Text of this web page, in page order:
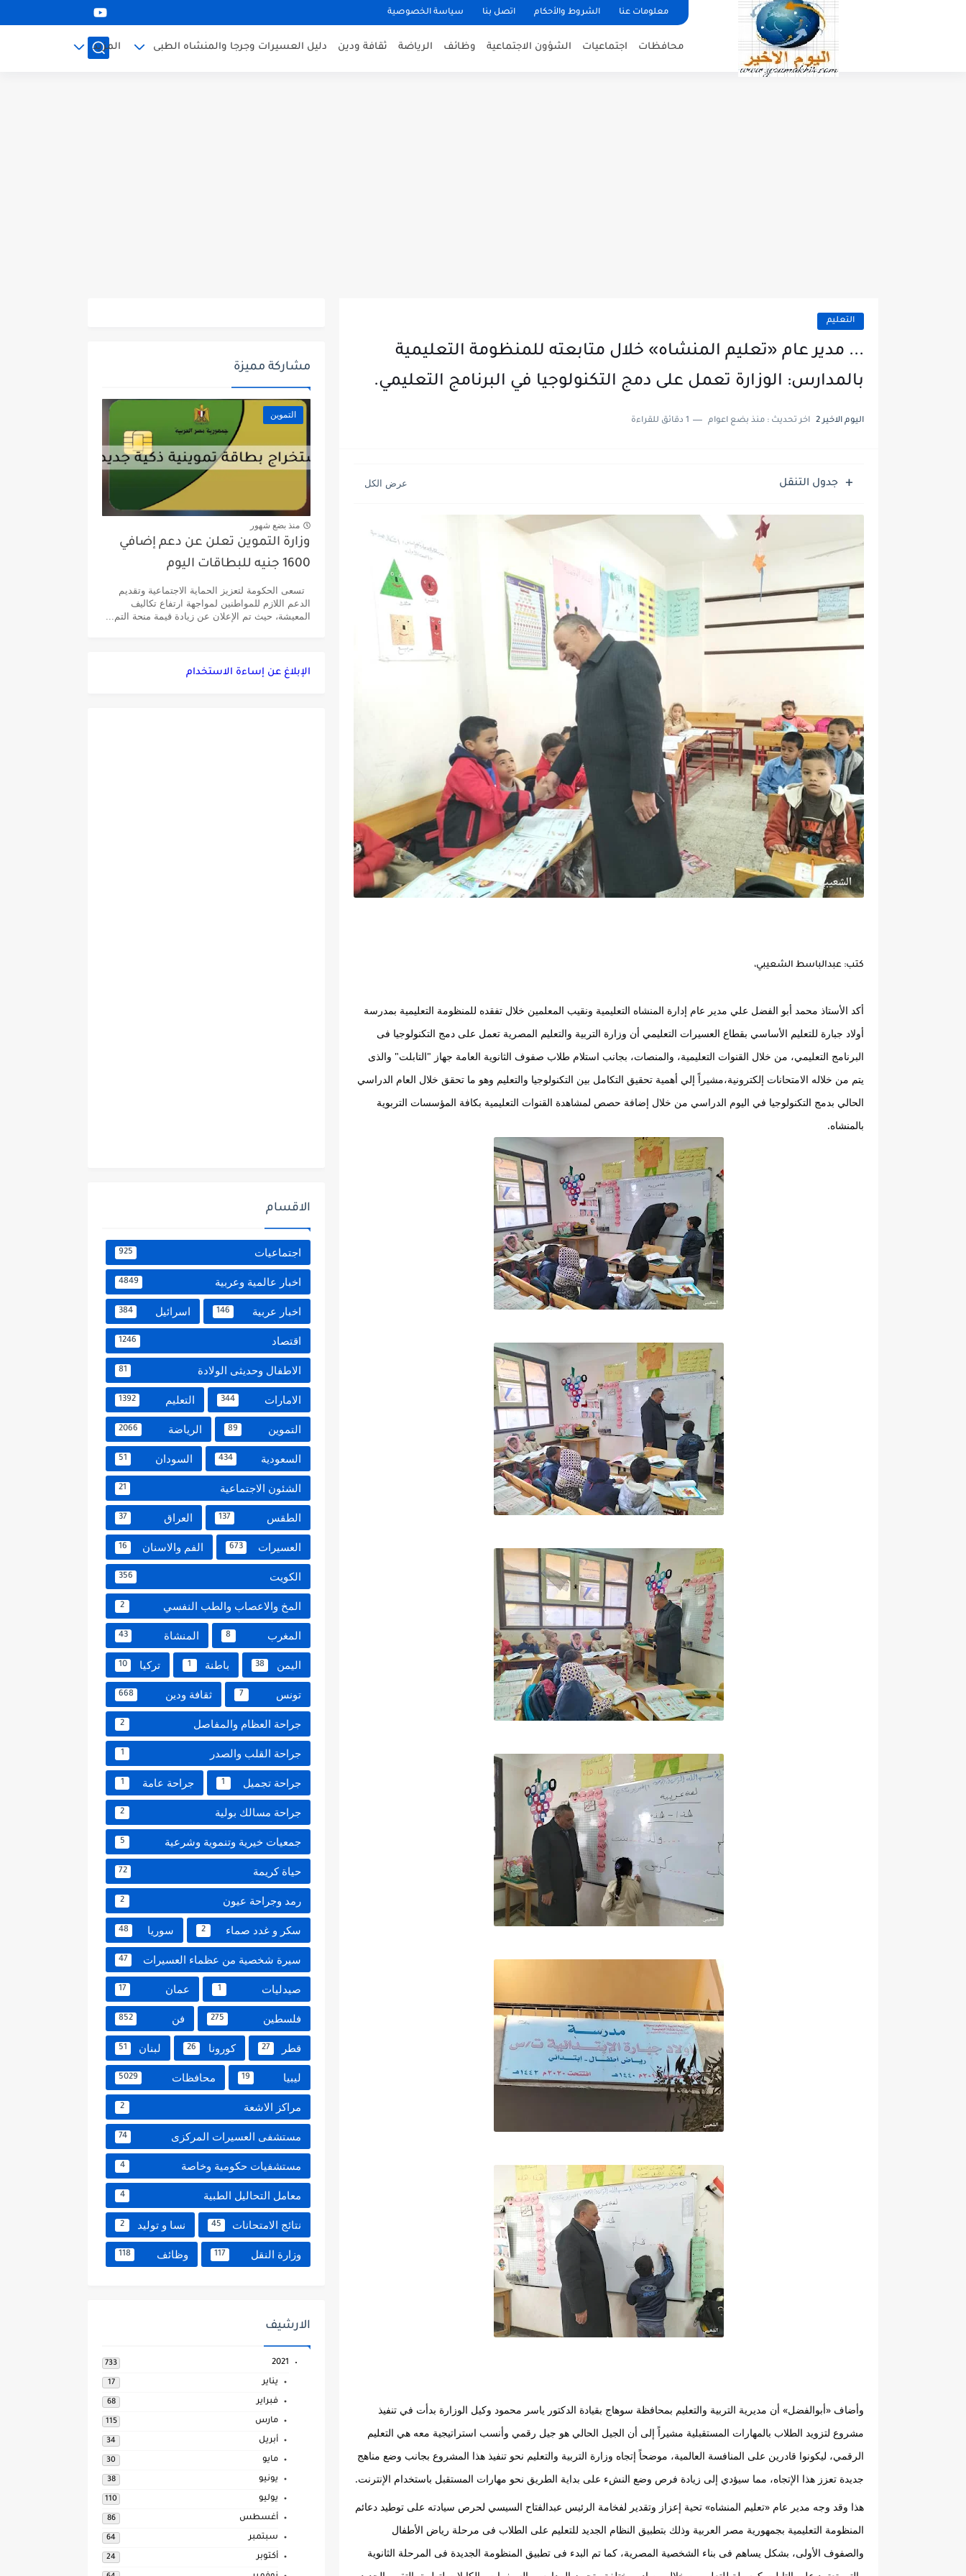
معلومات عنا الشروط والأحكام اتصل بنا سياسة الخصوصية
محافظات اجتماعيات الشؤون الاجتماعية وظائف الرياضة ثقافة ودين دليل العسيرات وجرجا والمنشاه الطبى المزيد
التعليم
... مدير عام «تعليم المنشاه» خلال متابعته للمنظومة التعليمية
بالمدارس: الوزارة تعمل على دمج التكنولوجيا في البرنامج التعليمي.
اليوم الاخير 2 اخر تحديث : منذ بضع اعوام 1 دقائق للقراءة
جدول التنقل
كتب: عبدالباسط الشعيبي،
البرنامج التعليمي، من خلال القنوات التعليمية، والمنصات، بجانب استلام طلاب صفوف
بالمنشاه.
جديدة تعزز هذا الإتجاه، مما سيؤدي إلى زيادة فرص وضع النشء على بداية الطريق نحو مهارات المستقبل باستخدام الإنترنت.
مشاركة مميزة
التموين
منذ بضع شهور
وزارة التموين تعلن عن دعم إضافي
1600 جنيه للبطاقات اليوم
تسعى الحكومة لتعزيز الحماية الاجتماعية وتقديم
الدعم اللازم للمواطنين لمواجهة ارتفاع تكاليف
المعيشة، حيث تم الإعلان عن زيادة قيمة منحة التم...
الإبلاغ عن إساءة الاستخدام
الاقسام
اجتماعيات 925
اخبار عالمية وعربية 4849
اخبار عربية 146 اسرائيل 384
اقتصاد 1246
الاطفال وحديثى الولادة 81
الامارات 344 التعليم 1392
التموين 89 الرياضة 2066
السعودية 434 السودان 51
الشئون الاجتماعية 21
الطقس 137 العراق 37
العسيرات 673 الفم والاسنان 16
الكويت 356
المخ والاعصاب والطب النفسي 2
المغرب 8 المنشاة 43
اليمن 38 باطنة 1 تركيا 10
تونس 7 ثقافة ودين 668
جراحة العظام والمفاصل 2
جراحة القلب والصدر 1
جراحة تجميل 1 جراحة عامة 1
جراحة مسالك بولية 2
جمعيات خيرية وتنموية وشرعية 5
حياة كريمة 72
رمد وجراحة عيون 2
سكر و غدد صماء 2 سوريا 48
سيرة شخصية من عظماء العسيرات 47
صيدليات 1 عمان 17
فلسطين 275 فن 852
قطر 27 كورونا 26 لبنان 51
ليبيا 19 محافظات 5029
مراكز الاشعة 2
مستشفى العسيرات المركزى 74
مستشفيات حكومية وخاصة 4
معامل التحاليل الطبية 4
نتائج الامتحانات 45 نسا و توليد 2
وزارة النقل 117 وظائف 118
الارشيف
2021
733
يناير 17
فبراير 68
مارس 115
أبريل 34
مايو 30
يونيو 38
يوليو 110
أغسطس 86
سبتمبر 64
أكتوبر 24